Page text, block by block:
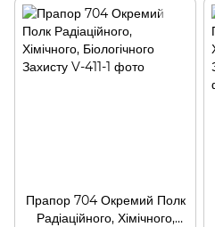
Прапор 704 Окремий Полк
Радіаційного, Хімічного,